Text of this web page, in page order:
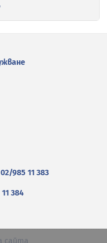
985 11 383
384
сайта